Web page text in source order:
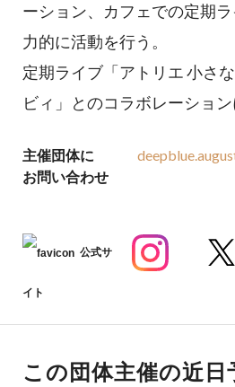
ーション、カフェでの定期
力的に活動を行う。
定期ライブ「アトリエ 小さ
ビィ」とのコラボレーショ
主催団体に
お問い合わせ
公式サ
イト
この団体主催の近